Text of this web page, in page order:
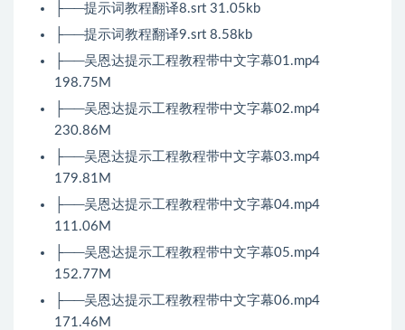
├──提示词教程翻译8.srt 31.05kb
├──提示词教程翻译9.srt 8.58kb
├──吴恩达提示工程教程带中文字幕01.mp4
198.75M
├──吴恩达提示工程教程带中文字幕02.mp4
230.86M
├──吴恩达提示工程教程带中文字幕03.mp4
179.81M
├──吴恩达提示工程教程带中文字幕04.mp4
111.06M
├──吴恩达提示工程教程带中文字幕05.mp4
152.77M
├──吴恩达提示工程教程带中文字幕06.mp4
171.46M